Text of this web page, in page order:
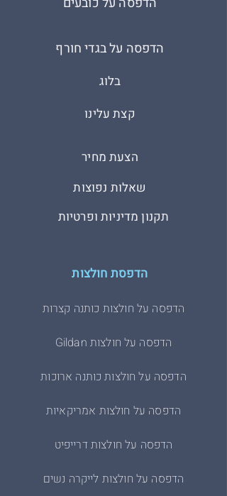
הדפסה על בגדי חורף
קצת עלינו
בלוג
הצעת מחיר
שאלות נפוצות
תקנון מדיניות ופרטיות
הדפסת חולצות
הדפסה על חולצות כותנה קצרות
הדפסה על חולצות Gildan
הדפסה על חולצות כותנה ארוכות
הדפסה על חולצות אמריקאיות
הדפסה על חולצות דרייפיט
הדפסה על חולצות לייקרה נשים